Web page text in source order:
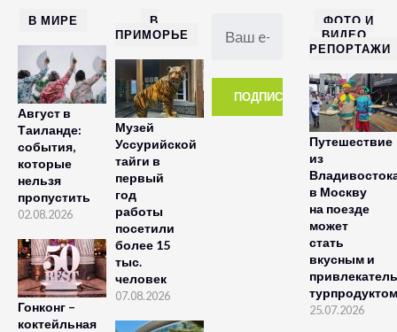
В МИРЕ
Август в
Таиланде:
события,
которые
нельзя
пропустить
02.08.2026
Гонконг –
коктейльная
В
ПРИМОРЬЕ
Музей
Уссурийской
тайги в
первый
год
работы
посетили
более 15
тыс.
человек
07.08.2026
ФОТО И
ВИДЕО
РЕПОРТАЖИ
Путешествие
из
в Москву
на поезде
может
стать
вкусным и
турпродуктом
25.07.2026